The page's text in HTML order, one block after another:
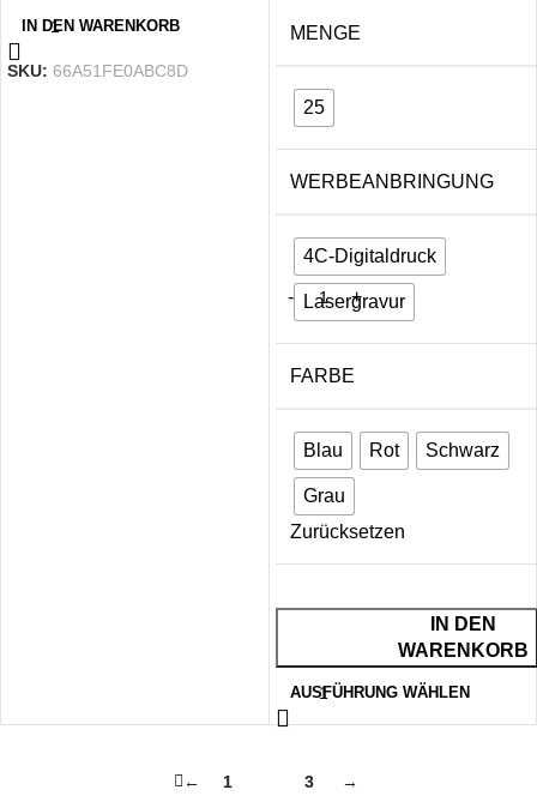
IN DEN WARENKORB
SKU: 66A51FE0ABC8D
MENGE
25
WERBEANBRINGUNG
4C-Digitaldruck
Lasergravur
FARBE
Blau Rot Schwarz
Grau
Zurücksetzen
IN DEN
WARENKORB
AUSFÜHRUNG WÄHLEN
← 1 3 →